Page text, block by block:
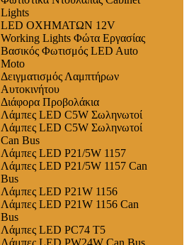
Lights
LED ΟΧΗΜΑΤΩΝ 12V
Working Lights Φώτα Εργασίας
Βασικός Φωτισμός LED Auto
Moto
Δειγματισμός Λαμπτήρων
Αυτοκινήτου
Διάφορα Προβολάκια
Λάμπες LED C5W Σωληνωτοί
Λάμπες LED C5W Σωληνωτοί
Can Bus
Λάμπες LED P21/5W 1157
Λάμπες LED P21/5W 1157 Can
Bus
Λάμπες LED P21W 1156
Λάμπες LED P21W 1156 Can
Bus
Λάμπες LED PC74 T5